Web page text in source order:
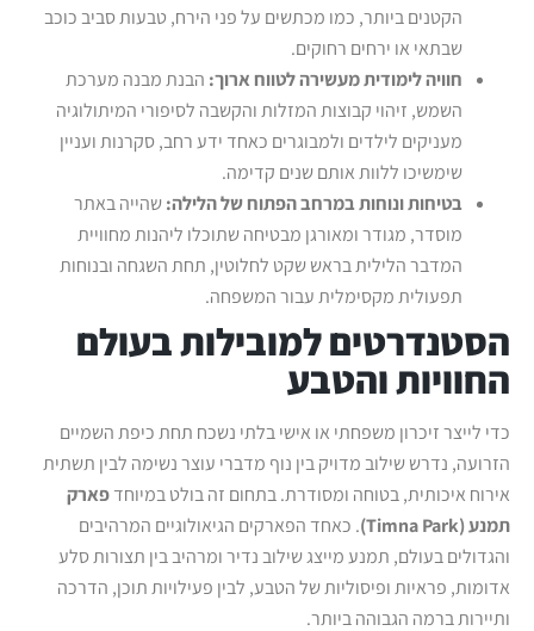
הקטנים ביותר, כמו מכתשים על פני הירח, טבעות סביב כוכב
שבתאי או ירחים רחוקים.
חוויה לימודית מעשירה לטווח ארוך:הבנת מבנה מערכת
השמש, זיהוי קבוצות המזלות והקשבה לסיפורי המיתולוגיה
מעניקים לילדים ולמבוגרים כאחד ידע רחב, סקרנות ועניין
שימשיכו ללוות אותם שנים קדימה.
בטיחות ונוחות במרחב הפתוח של הלילה:שהייה באתר
מוסדר, מגודר ומאורגן מבטיחה שתוכלו ליהנות מחוויית
המדבר הלילית בראש שקט לחלוטין, תחת השגחה ובנוחות
תפעולית מקסימלית עבור המשפחה.
הסטנדרטים למובילות בעולם
החוויות והטבע
כדי לייצר זיכרון משפחתי או אישי בלתי נשכח תחת כיפת השמיים
הזרועה, נדרש שילוב מדויק בין נוף מדברי עוצר נשימה לבין תשתית
אירוח איכותית, בטוחה ומסודרת. בתחום זה בולט במיוחדפארק
תמנע (Timna Park) . כאחד הפארקים הגיאולוגיים המרהיבים
והגדולים בעולם, תמנע מייצג שילוב נדיר ומרהיב בין תצורות סלע
אדומות, פראיות ופיסוליות של הטבע, לבין פעילויות תוכן, הדרכה
ותיירות ברמה הגבוהה ביותר.